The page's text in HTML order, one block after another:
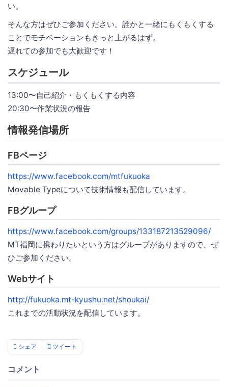
い。
そんな方はぜひご参加ください。誰かと一緒にもくもくする
ことでモチベーションもきっと上がるはず。
遅れての参加でも大歓迎です！
スケジュール
13:00〜自己紹介・もくもくする内容
20:30〜作業状況の報告
情報発信場所
FBページ
https://www.facebook.com/mtfukuoka
Movable Typeについて技術情報も配信しています。
FBグループ
https://www.facebook.com/groups/133187213529096/
MT福岡に携わりたいという方はグループがありますので、ぜ
ひご参加ください。
Webサイト
http://fukuoka.mt-kyushu.net/shoukai/
これまでの活動状況を配信しています。
シェア ツイート
コメント